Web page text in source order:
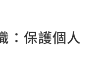
：保護個人